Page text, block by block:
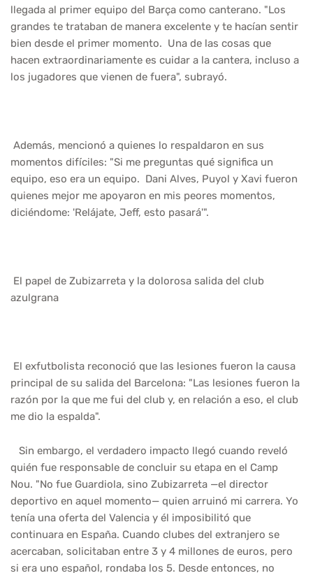
llegada al primer equipo del Barça como canterano. "Los
grandes te trataban de manera excelente y te hacían sentir
bien desde el primer momento. Una de las cosas que
hacen extraordinariamente es cuidar a la cantera, incluso a
los jugadores que vienen de fuera", subrayó.
Además, mencionó a quienes lo respaldaron en sus
momentos difíciles: "Si me preguntas qué significa un
equipo, eso era un equipo. Dani Alves, Puyol y Xavi fueron
quienes mejor me apoyaron en mis peores momentos,
diciéndome: 'Relájate, Jeff, esto pasará'".
El papel de Zubizarreta y la dolorosa salida del club
azulgrana
El exfutbolista reconoció que las lesiones fueron la causa
principal de su salida del Barcelona: "Las lesiones fueron la
razón por la que me fui del club y, en relación a eso, el club
me dio la espalda".
Sin embargo, el verdadero impacto llegó cuando reveló
quién fue responsable de concluir su etapa en el Camp
Nou. "No fue Guardiola, sino Zubizarreta —el director
deportivo en aquel momento— quien arruinó mi carrera. Yo
tenía una oferta del Valencia y él imposibilitó que
continuara en España. Cuando clubes del extranjero se
acercaban, solicitaban entre 3 y 4 millones de euros, pero
si era uno español, rondaba los 5. Desde entonces, no